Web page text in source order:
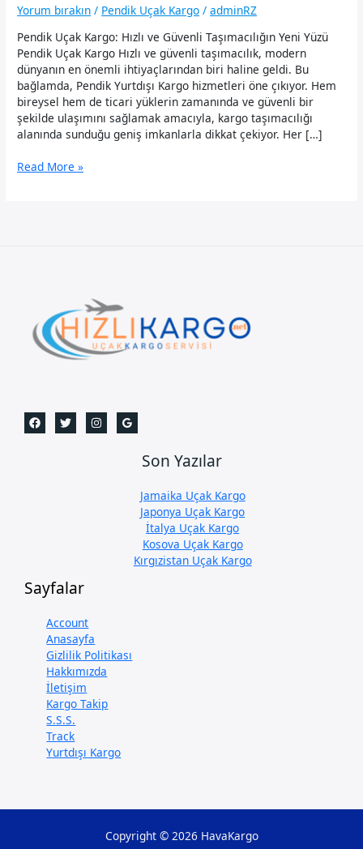
Yorum bırakın / Pendik Uçak Kargo /adminRZ
Pendik Uçak Kargo: Hızlı ve Güvenli Taşımacılığın Yeni Yüzü
Pendik Uçak Kargo Hızlı ve güvenli taşımacılık, modern
dünyanın en önemli ihtiyaçlarından biri haline geldi. Bu
bağlamda, Pendik Yurtdışı Kargo hizmetleri öne çıkıyor. Hem
bireysel hem de ticari yüklerin zamanında ve güvenli bir
şekilde ulaşımını sağlamak amacıyla, kargo taşımacılığı
alanında sunduğu geniş imkanlarla dikkat çekiyor. Her […]
Pendik
Read More »
Son Yazılar
Jamaika Uçak Kargo
Japonya Uçak Kargo
İtalya Uçak Kargo
Kosova Uçak Kargo
Kırgızistan Uçak Kargo
Sayfalar
Account
Anasayfa
Gizlilik Politikası
Hakkımızda
İletişim
Kargo Takip
S.S.S.
Track
Yurtdışı Kargo
Copyright © 2026 HavaKargo